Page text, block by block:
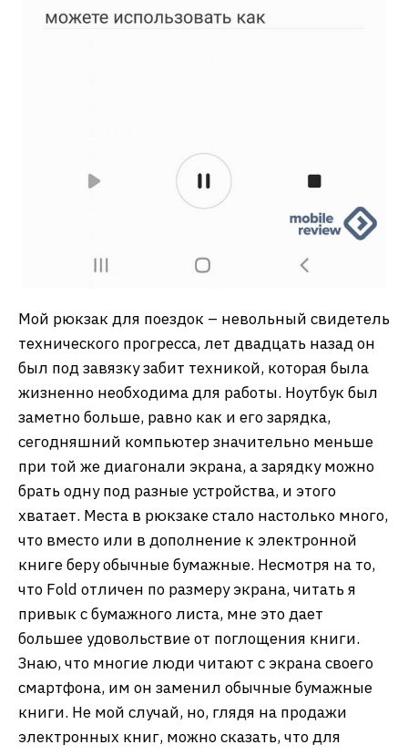
Мой рюкзак для поездок – невольный свидетель
технического прогресса, лет двадцать назад он
был под завязку забит техникой, которая была
жизненно необходима для работы. Ноутбук был
заметно больше, равно как и его зарядка,
сегодняшний компьютер значительно меньше
при той же диагонали экрана, а зарядку можно
брать одну под разные устройства, и этого
хватает. Места в рюкзаке стало настолько много,
что вместо или в дополнение к электронной
книге беру обычные бумажные. Несмотря на то,
что Fold отличен по размеру экрана, читать я
привык с бумажного листа, мне это дает
большее удовольствие от поглощения книги.
Знаю, что многие люди читают с экрана своего
смартфона, им он заменил обычные бумажные
книги. Не мой случай, но, глядя на продажи
электронных книг, можно сказать, что для